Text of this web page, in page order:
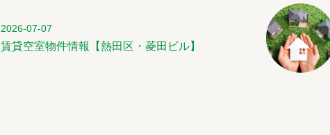
2026-07-07
賃貸空室物件情報【熱田区・菱田ビル】